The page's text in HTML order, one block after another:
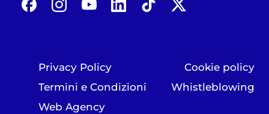
Privacy Policy
Cookie policy
Termini e Condizioni
Whistleblowing
Web Agency